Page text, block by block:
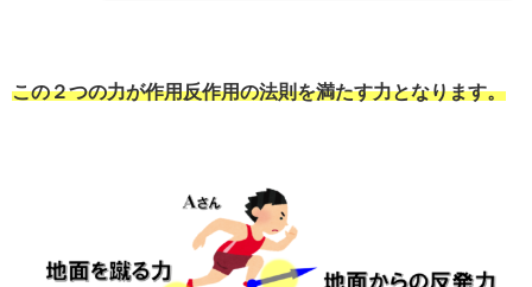
この２つの力が作用反作用の法則を満たす力となります。